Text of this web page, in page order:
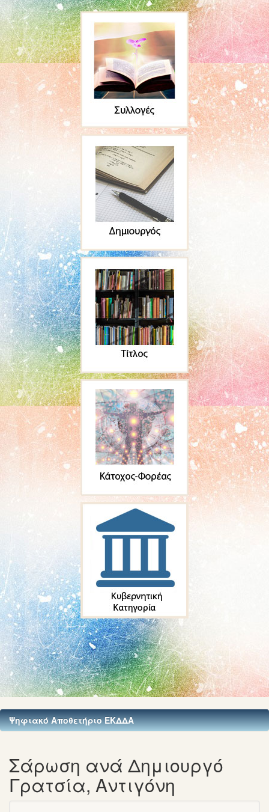
Ψηφιακό Αποθετήριο ΕΚΔΔΑ
Σάρωση ανά Δημιουργό
Γρατσία, Αντιγόνη